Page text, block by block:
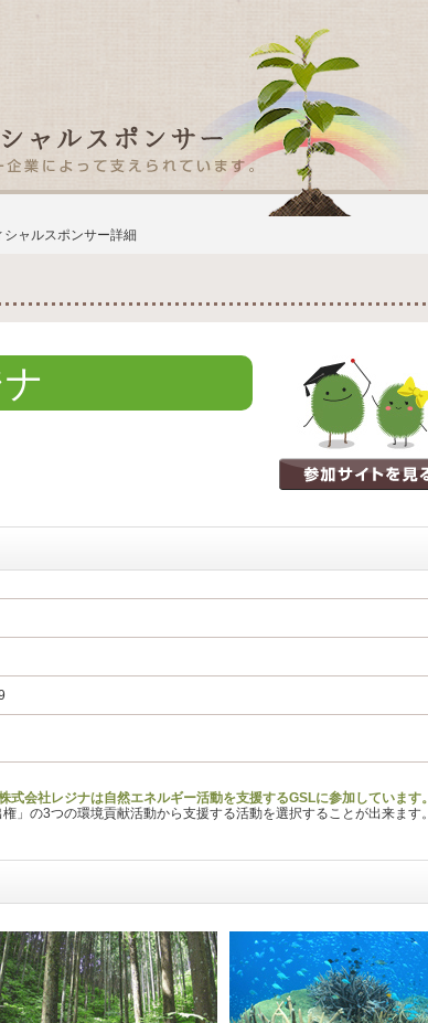
ャルスポンサー詳細
式会社レジナは自然エネルギー活動を支援するGSLに参加しています。
」の3つの環境貢献活動から支援する活動を選択することが出来ます。